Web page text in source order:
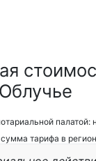
палатой:
тарифа в